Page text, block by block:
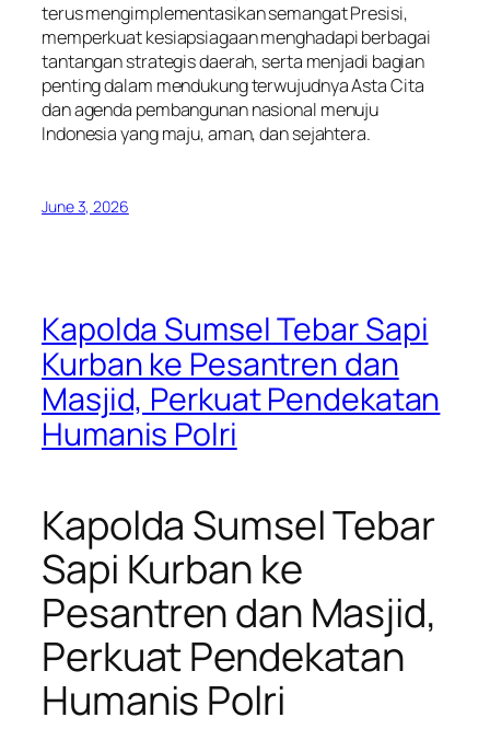
terus mengimplementasikan semangat Presisi,
memperkuat kesiapsiagaan menghadapi berbagai
tantangan strategis daerah, serta menjadi bagian
penting dalam mendukung terwujudnya Asta Cita
dan agenda pembangunan nasional menuju
Indonesia yang maju, aman, dan sejahtera.
June 3, 2026
Kapolda Sumsel Tebar Sapi
Kurban ke Pesantren dan
Masjid, Perkuat Pendekatan
Humanis Polri
Kapolda Sumsel Tebar
Sapi Kurban ke
Pesantren dan Masjid,
Perkuat Pendekatan
Humanis Polri